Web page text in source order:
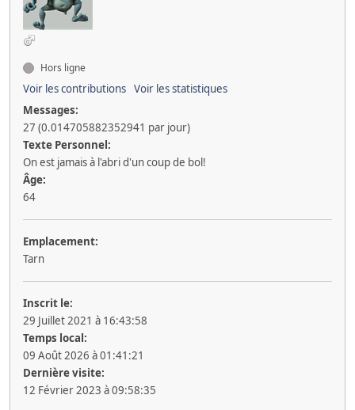
Hors ligne
Voir les contributions Voir les statistiques
Messages:
27 (0.014705882352941 par jour)
Texte Personnel:
On est jamais à l'abri d'un coup de bol!
Âge:
64
Emplacement:
Tarn
Inscrit le:
29 Juillet 2021 à 16:43:58
Temps local:
09 Août 2026 à 01:41:21
Dernière visite:
12 Février 2023 à 09:58:35